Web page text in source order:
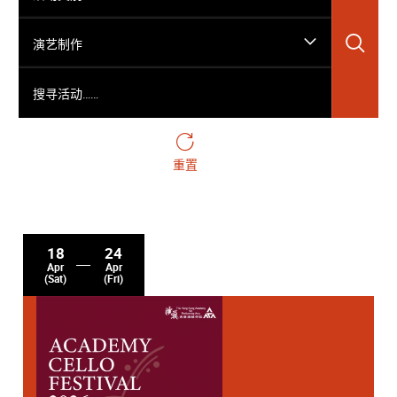
演艺制作
重置
18
Apr
(Sat)
24
Apr
(Fri)